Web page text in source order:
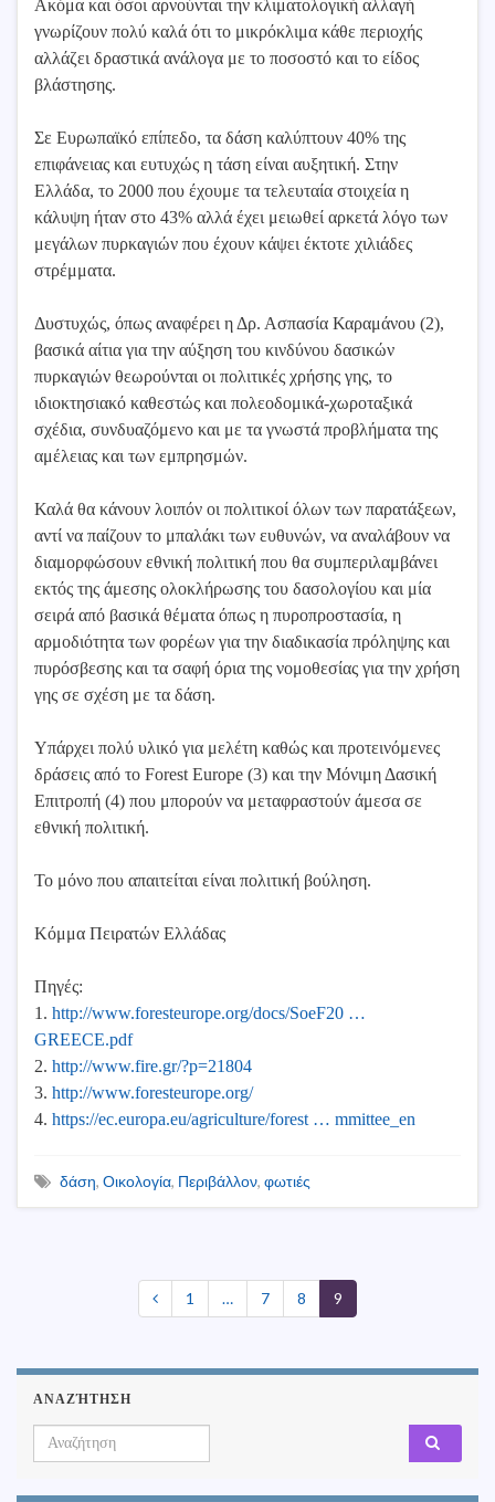
Ακόμα και όσοι αρνούνται την κλιματολογική αλλαγή
γνωρίζουν πολύ καλά ότι το μικρόκλιμα κάθε περιοχής
αλλάζει δραστικά ανάλογα με το ποσοστό και το είδος
βλάστησης.
Σε Ευρωπαϊκό επίπεδο, τα δάση καλύπτουν 40% της
επιφάνειας και ευτυχώς η τάση είναι αυξητική. Στην
Ελλάδα, το 2000 που έχουμε τα τελευταία στοιχεία η
κάλυψη ήταν στο 43% αλλά έχει μειωθεί αρκετά λόγο των
μεγάλων πυρκαγιών που έχουν κάψει έκτοτε χιλιάδες
στρέμματα.
Δυστυχώς, όπως αναφέρει η Δρ. Ασπασία Καραμάνου (2),
βασικά αίτια για την αύξηση του κινδύνου δασικών
πυρκαγιών θεωρούνται οι πολιτικές χρήσης γης, το
ιδιοκτησιακό καθεστώς και πολεοδομικά-χωροταξικά
σχέδια, συνδυαζόμενο και με τα γνωστά προβλήματα της
αμέλειας και των εμπρησμών.
Καλά θα κάνουν λοιπόν οι πολιτικοί όλων των παρατάξεων,
αντί να παίζουν το μπαλάκι των ευθυνών, να αναλάβουν να
διαμορφώσουν εθνική πολιτική που θα συμπεριλαμβάνει
εκτός της άμεσης ολοκλήρωσης του δασολογίου και μία
σειρά από βασικά θέματα όπως η πυροπροστασία, η
αρμοδιότητα των φορέων για την διαδικασία πρόληψης και
πυρόσβεσης και τα σαφή όρια της νομοθεσίας για την χρήση
γης σε σχέση με τα δάση.
Υπάρχει πολύ υλικό για μελέτη καθώς και προτεινόμενες
δράσεις από το Forest Europe (3) και την Μόνιμη Δασική
Επιτροπή (4) που μπορούν να μεταφραστούν άμεσα σε
εθνική πολιτική.
Το μόνο που απαιτείται είναι πολιτική βούληση.
Κόμμα Πειρατών Ελλάδας
Πηγές:
1. http://www.foresteurope.org/docs/SoeF20 …
GREECE.pdf
2. http://www.fire.gr/?p=21804
3. http://www.foresteurope.org/
4. https://ec.europa.eu/agriculture/forest … mmittee_en
δάση, Οικολογία, Περιβάλλον, φωτιές
1 … 7 8 9
ΑΝΑΖΉΤΗΣΗ
Search for: